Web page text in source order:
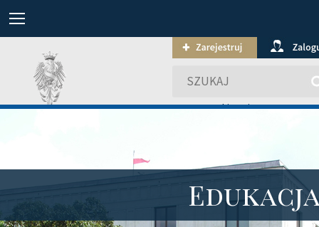
wyszukiwanie